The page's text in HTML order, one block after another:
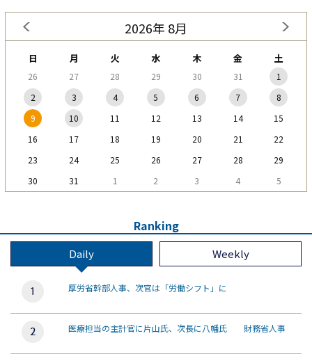
2026年 8月
日 月 火 水 木 金 土
26 27 28 29 30 31
1
2
3 4 5 6 7
8
9
10 11 12 13 14
15
16
17 18 19 20 21
22
23
24 25 26 27 28
29
30
31 1 2 3 4 5
Ranking
Daily Weekly
厚労省幹部人事、次官は「労働シフト」に
医療担当の主計官に片山氏、次長に八幡氏 財務省人事